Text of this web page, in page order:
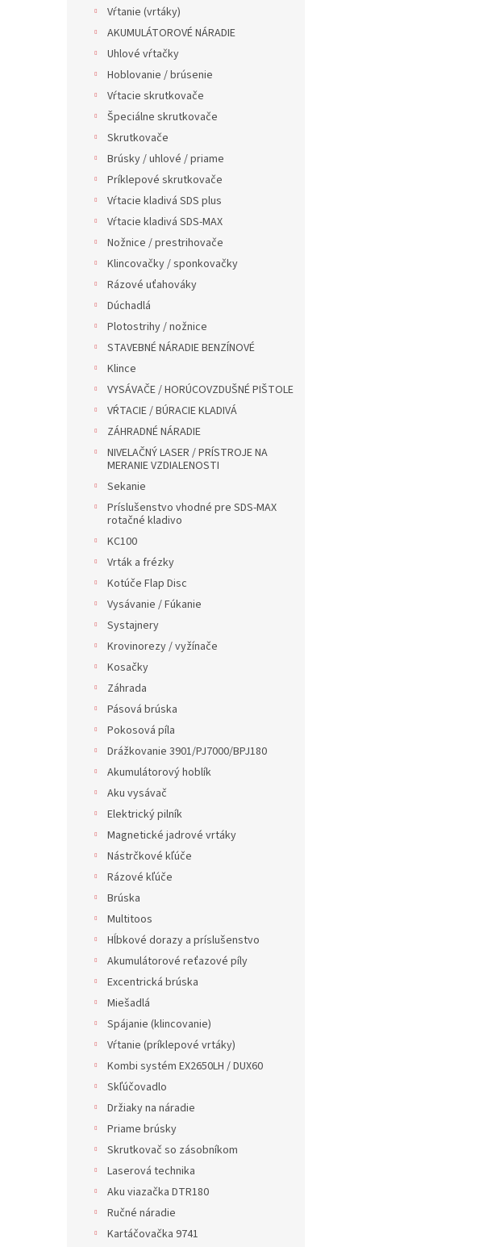
Vŕtanie (vrtáky)
AKUMULÁTOROVÉ NÁRADIE
Uhlové vŕtačky
Hoblovanie / brúsenie
Vŕtacie skrutkovače
Špeciálne skrutkovače
Skrutkovače
Brúsky / uhlové / priame
Príklepové skrutkovače
Vŕtacie kladivá SDS plus
Vŕtacie kladivá SDS-MAX
Nožnice / prestrihovače
Klincovačky / sponkovačky
Rázové uťahováky
Dúchadlá
Plotostrihy / nožnice
STAVEBNÉ NÁRADIE BENZÍNOVÉ
Klince
VYSÁVAČE / HORÚCOVZDUŠNÉ PIŠTOLE
VŔTACIE / BÚRACIE KLADIVÁ
ZÁHRADNÉ NÁRADIE
NIVELAČNÝ LASER / PRÍSTROJE NA
MERANIE VZDIALENOSTI
Sekanie
Príslušenstvo vhodné pre SDS-MAX
rotačné kladivo
KC100
Vrták a frézky
Kotúče Flap Disc
Vysávanie / Fúkanie
Systajnery
Krovinorezy / vyžínače
Kosačky
Záhrada
Pásová brúska
Pokosová píla
Drážkovanie 3901/PJ7000/BPJ180
Akumulátorový hoblík
Aku vysávač
Elektrický pilník
Magnetické jadrové vrtáky
Nástrčkové kľúče
Rázové kľúče
Brúska
Multitoos
Hĺbkové dorazy a príslušenstvo
Akumulátorové reťazové píly
Excentrická brúska
Miešadlá
Spájanie (klincovanie)
Vŕtanie (príklepové vrtáky)
Kombi systém EX2650LH / DUX60
Skľúčovadlo
Držiaky na náradie
Priame brúsky
Skrutkovač so zásobníkom
Laserová technika
Aku viazačka DTR180
Ručné náradie
Kartáčovačka 9741